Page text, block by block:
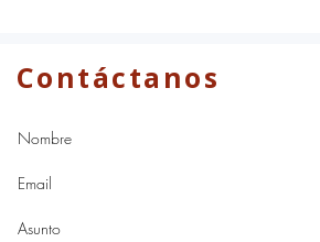
Contáctanos